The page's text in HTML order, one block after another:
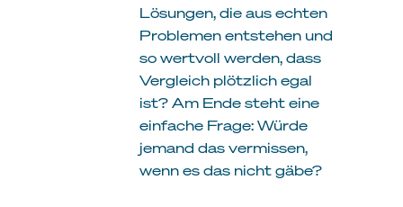
Lösungen, die aus echten
Problemen entstehen und
so wertvoll werden, dass
Vergleich plötzlich egal
ist? Am Ende steht eine
einfache Frage: Würde
jemand das vermissen,
wenn es das nicht gäbe?